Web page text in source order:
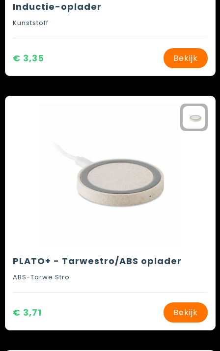
Inductie-oplader
Kunststoff
€ 3,35 Bekijk
PLATO+ - Tarwestro/ABS oplader
ABS-Tarwe Stro
€ 3,71 Bekijk